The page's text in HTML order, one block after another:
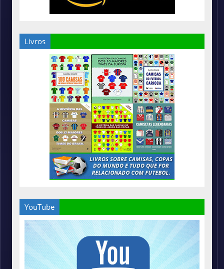
Livros
YouTube